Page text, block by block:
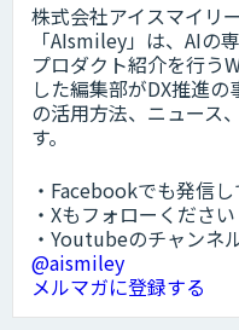
株式会社アイスマイリ
「AIsmiley」は、AIの
プロダクト紹介を行う
した編集部がDX推進
の活用方法、ニュース
す。
・Facebookでも発信
・Xもフォローください
・Youtubeのチャンネ
@aismiley
メルマガに登録する